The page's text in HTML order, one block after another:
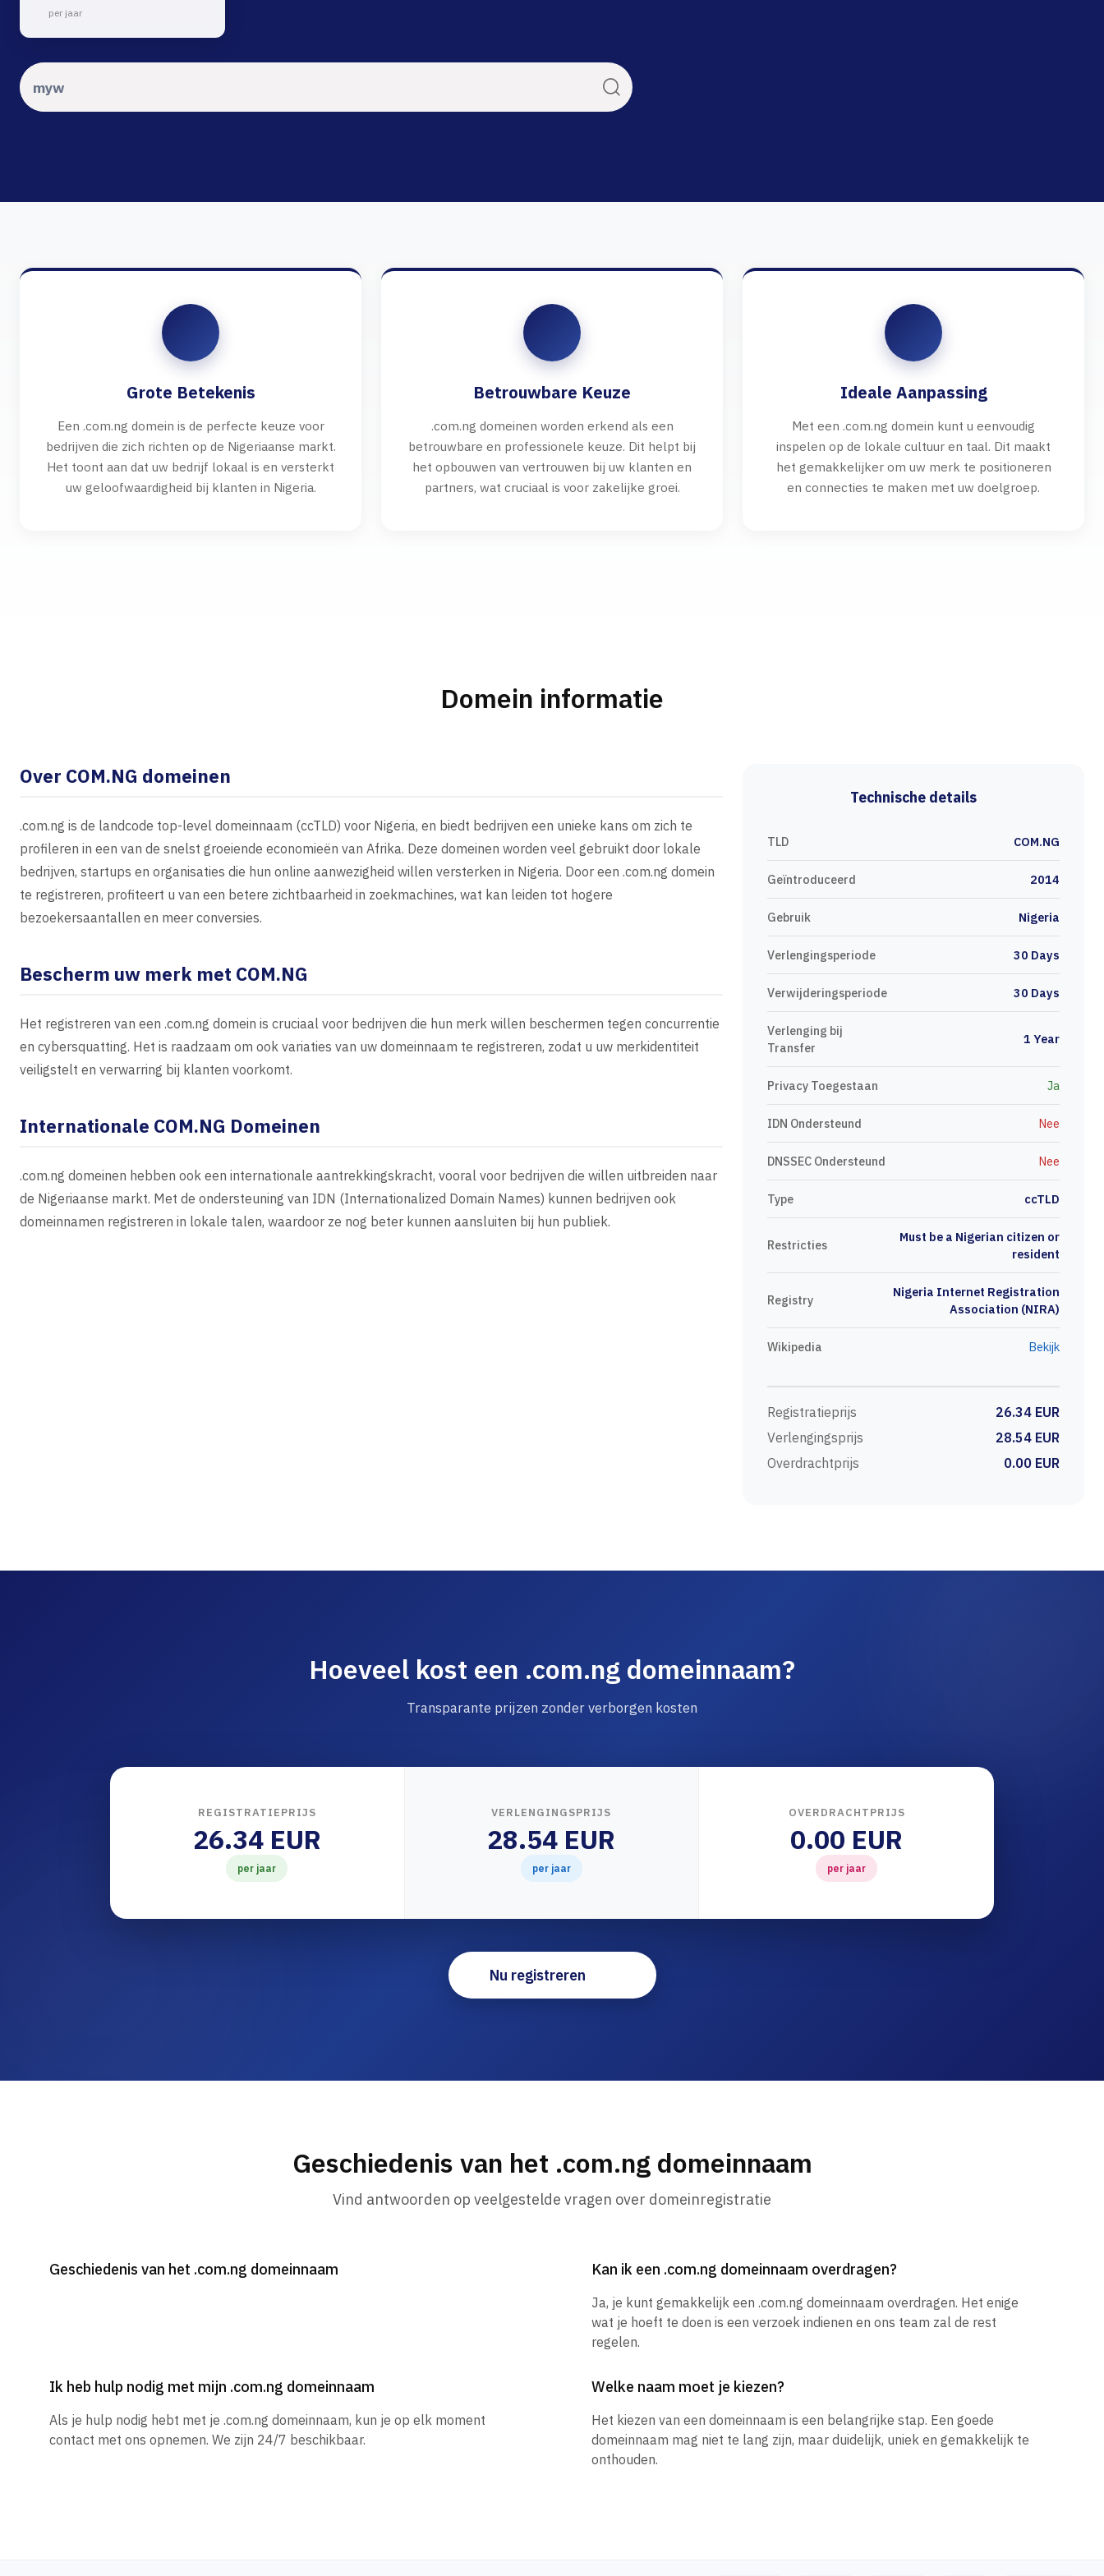
per jaar
Grote Betekenis
Een .com.ng domein is de perfecte keuze voor
bedrijven die zich richten op de Nigeriaanse markt.
Het toont aan dat uw bedrijf lokaal is en versterkt
uw geloofwaardigheid bij klanten in Nigeria.
Betrouwbare Keuze
.com.ng domeinen worden erkend als een
betrouwbare en professionele keuze. Dit helpt bij
het opbouwen van vertrouwen bij uw klanten en
partners, wat cruciaal is voor zakelijke groei.
Ideale Aanpassing
Met een .com.ng domein kunt u eenvoudig
inspelen op de lokale cultuur en taal. Dit maakt
het gemakkelijker om uw merk te positioneren
en connecties te maken met uw doelgroep.
Domein informatie
Over COM.NG domeinen
.com.ng is de landcode top-level domeinnaam (ccTLD) voor Nigeria, en biedt bedrijven een unieke kans om zich te
profileren in een van de snelst groeiende economieën van Afrika. Deze domeinen worden veel gebruikt door lokale
bedrijven, startups en organisaties die hun online aanwezigheid willen versterken in Nigeria. Door een .com.ng domein
te registreren, profiteert u van een betere zichtbaarheid in zoekmachines, wat kan leiden tot hogere
bezoekersaantallen en meer conversies.
Bescherm uw merk met COM.NG
Het registreren van een .com.ng domein is cruciaal voor bedrijven die hun merk willen beschermen tegen concurrentie
en cybersquatting. Het is raadzaam om ook variaties van uw domeinnaam te registreren, zodat u uw merkidentiteit
veiligstelt en verwarring bij klanten voorkomt.
Internationale COM.NG Domeinen
.com.ng domeinen hebben ook een internationale aantrekkingskracht, vooral voor bedrijven die willen uitbreiden naar
de Nigeriaanse markt. Met de ondersteuning van IDN (Internationalized Domain Names) kunnen bedrijven ook
domeinnamen registreren in lokale talen, waardoor ze nog beter kunnen aansluiten bij hun publiek.
Technische details
TLD COM.NG
Geïntroduceerd 2014
Gebruik Nigeria
Verlengingsperiode 30 Days
Verwijderingsperiode 30 Days
Verlenging bij
Transfer
1 Year
Privacy Toegestaan Ja
IDN Ondersteund Nee
DNSSEC Ondersteund Nee
Type ccTLD
Restricties
Must be a Nigerian citizen or
resident
Registry
Nigeria Internet Registration
Association (NIRA)
Wikipedia Bekijk
Registratieprijs
26.34 EUR
Verlengingsprijs
28.54 EUR
Overdrachtprijs
0.00 EUR
Hoeveel kost een .com.ng domeinnaam?
Transparante prijzen zonder verborgen kosten
REGISTRATIEPRIJS
26.34 EUR
per jaar
VERLENGINGSPRIJS
28.54 EUR
per jaar
OVERDRACHTPRIJS
0.00 EUR
per jaar
Nu registreren
Geschiedenis van het .com.ng domeinnaam
Vind antwoorden op veelgestelde vragen over domeinregistratie
Geschiedenis van het .com.ng domeinnaam Kan ik een .com.ng domeinnaam overdragen?
Ja, je kunt gemakkelijk een .com.ng domeinnaam overdragen. Het enige
wat je hoeft te doen is een verzoek indienen en ons team zal de rest
regelen.
Ik heb hulp nodig met mijn .com.ng domeinnaam
Als je hulp nodig hebt met je .com.ng domeinnaam, kun je op elk moment
contact met ons opnemen. We zijn 24/7 beschikbaar.
Welke naam moet je kiezen?
Het kiezen van een domeinnaam is een belangrijke stap. Een goede
domeinnaam mag niet te lang zijn, maar duidelijk, uniek en gemakkelijk te
onthouden.